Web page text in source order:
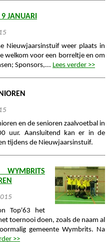
JANUARI
Nieuwjaarsinstuif weer plaats in
welkom voor een borreltje en om
Sponsors,... Lees verder >>
en de senioren zaalvoetbal in
uur. Aansluitend kan er in de
tijdens de Nieuwjaarsinstuif.
Top'63 het
toernooi doen, zoals de naam al
gemeente Wymbrits. Na
>>